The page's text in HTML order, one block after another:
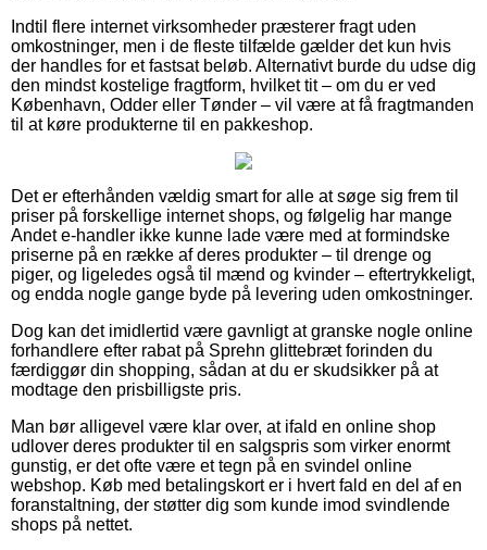
Indtil flere internet virksomheder præsterer fragt uden
omkostninger, men i de fleste tilfælde gælder det kun hvis
der handles for et fastsat beløb. Alternativt burde du udse dig
den mindst kostelige fragtform, hvilket tit – om du er ved
København, Odder eller Tønder – vil være at få fragtmanden
til at køre produkterne til en pakkeshop.
Det er efterhånden vældig smart for alle at søge sig frem til
priser på forskellige internet shops, og følgelig har mange
Andet e-handler ikke kunne lade være med at formindske
priserne på en række af deres produkter – til drenge og
piger, og ligeledes også til mænd og kvinder – eftertrykkeligt,
og endda nogle gange byde på levering uden omkostninger.
Dog kan det imidlertid være gavnligt at granske nogle online
forhandlere efter rabat på Sprehn glittebræt forinden du
færdiggør din shopping, sådan at du er skudsikker på at
modtage den prisbilligste pris.
Man bør alligevel være klar over, at ifald en online shop
udlover deres produkter til en salgspris som virker enormt
gunstig, er det ofte være et tegn på en svindel online
webshop. Køb med betalingskort er i hvert fald en del af en
foranstaltning, der støtter dig som kunde imod svindlende
shops på nettet.